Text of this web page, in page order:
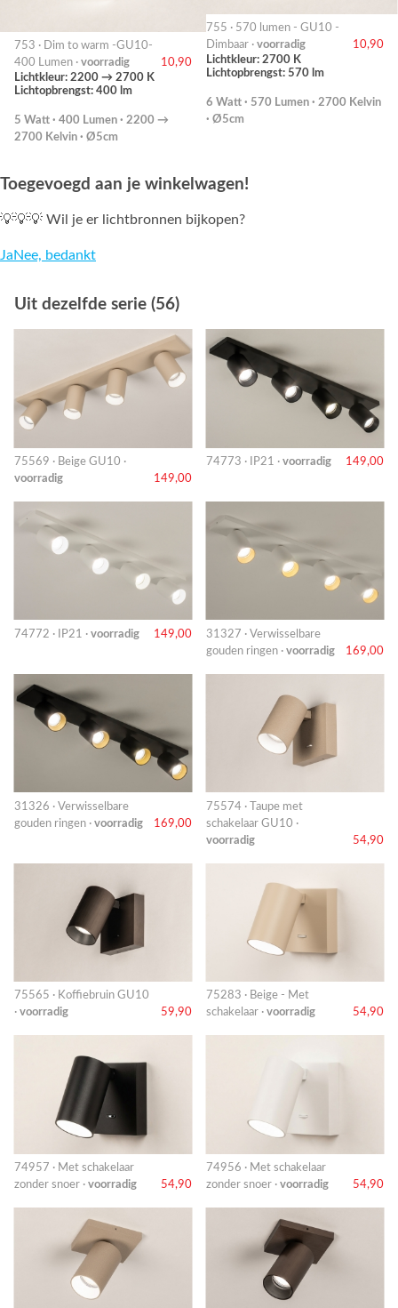
753 · Dim to warm -GU10-
400 Lumen · voorradig
10,90
Lichtkleur: 2200 → 2700 K
Lichtopbrengst: 400 lm
5 Watt · 400 Lumen · 2200 →
2700 Kelvin · Ø5cm
755 · 570 lumen - GU10 -
Dimbaar · voorradig
10,90
Lichtkleur: 2700 K
Lichtopbrengst: 570 lm
6 Watt · 570 Lumen · 2700 Kelvin
· Ø5cm
Toegevoegd aan je winkelwagen!
💡💡💡 Wil je er lichtbronnen bijkopen?
JaNee, bedankt
Uit dezelfde serie (56)
75569 · Beige GU10 ·
voorradig
149,00
74773 · IP21 · voorradig 149,00
74772 · IP21 · voorradig 149,00
31327 · Verwisselbare
gouden ringen · voorradig 169,00
31326 · Verwisselbare
gouden ringen · voorradig 169,00
75574 · Taupe met
schakelaar GU10 ·
voorradig
54,90
75565 · Koffiebruin GU10
· voorradig 59,90
75283 · Beige - Met
schakelaar · voorradig 54,90
74957 · Met schakelaar
zonder snoer · voorradig 54,90
74956 · Met schakelaar
zonder snoer · voorradig 54,90